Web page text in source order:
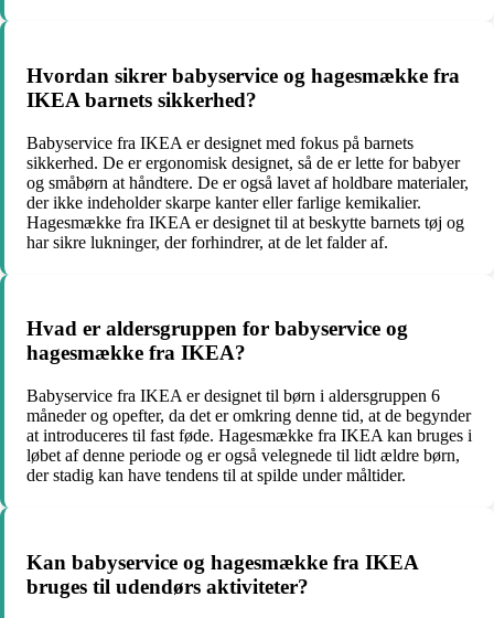
Hvordan sikrer babyservice og hagesmække fra
IKEA barnets sikkerhed?
Babyservice fra IKEA er designet med fokus på barnets
sikkerhed. De er ergonomisk designet, så de er lette for babyer
og småbørn at håndtere. De er også lavet af holdbare materialer,
der ikke indeholder skarpe kanter eller farlige kemikalier.
Hagesmække fra IKEA er designet til at beskytte barnets tøj og
har sikre lukninger, der forhindrer, at de let falder af.
Hvad er aldersgruppen for babyservice og
hagesmække fra IKEA?
Babyservice fra IKEA er designet til børn i aldersgruppen 6
måneder og opefter, da det er omkring denne tid, at de begynder
at introduceres til fast føde. Hagesmække fra IKEA kan bruges i
løbet af denne periode og er også velegnede til lidt ældre børn,
der stadig kan have tendens til at spilde under måltider.
Kan babyservice og hagesmække fra IKEA
bruges til udendørs aktiviteter?